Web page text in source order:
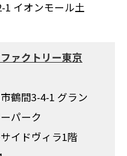
1 イオンモール土
ファクトリー東京
鶴間3-4-1 グラン
パーク
イドヴィラ1階